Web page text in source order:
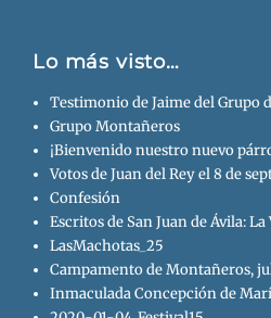
Lo más visto…
Testimonio de Jaime del Grupo
Grupo Montañeros
¡Bienvenido nuestro nuevo
Votos de Juan del Rey el 8 de
Confesión
Escritos de San Juan de Ávila:
LasMachotas_25
Campamento de Montañeros,
Inmaculada Concepción de